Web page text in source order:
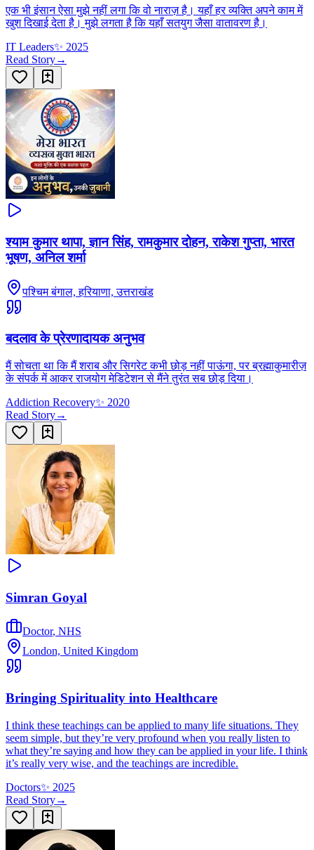
एक भी इंसान ऐसा मुझे नहीं लगा कि वो नाराज़ है। यहाँ हर व्यक्ति अपने काम में
खुश दिखाई देता है। मुझे लगता है कि यहाँ सतयुग जैसा वातावरण है।
IT Leaders✨ 2025
Read Story→
श्याम कुमार थापा, ज्ञान सिंह, रामकुमार दोहन, राकेश गुप्ता, भारत
भूषण, अनिल शर्मा
पश्चिम बंगाल, हरियाणा, उत्तराखंड
बदलाव के प्रेरणादायक अनुभव
मैं सोचता था कि मैं शराब और सिगरेट कभी छोड़ नहीं पाऊंगा, पर ब्रह्माकुमारीज़
के संपर्क में आकर राजयोग मेडिटेशन से मैंने तुरंत सब छोड़ दिया।
Addiction Recovery✨ 2020
Read Story→
Simran Goyal
Doctor, NHS
London, United Kingdom
Bringing Spirituality into Healthcare
I think these teachings can be applied to many life situations. They
seem simple, but they’re very profound when you really listen to
what they’re saying and how they can be applied in your life. I think
it’s really very wise, and the teachings are incredible.
Doctors✨ 2025
Read Story→